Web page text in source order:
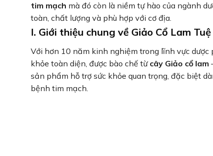
tim mạch mà đó còn là niềm tự hào của ngành
toàn, chất lượng và phù hợp với cơ địa.
I. Giới thiệu chung về Giảo Cổ Lam
Với hơn 10 năm kinh nghiệm trong lĩnh vực dược
khỏe toàn diện, được bào chế từ cây Giảo cổ lam
sản phẩm hỗ trợ sức khỏe quan trọng, đặc biệt
bệnh tim mạch.